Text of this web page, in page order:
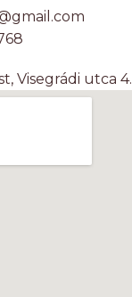
Visegrádi utca 4.